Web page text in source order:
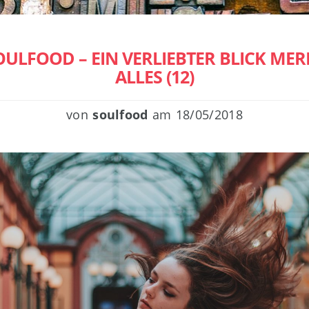
– EIN VERLIEBTER BLICK
ALLES (12)
vonsoulfood am 18/05/2018